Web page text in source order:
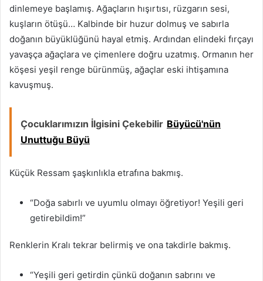
dinlemeye başlamış. Ağaçların hışırtısı, rüzgarın sesi,
kuşların ötüşü… Kalbinde bir huzur dolmuş ve sabırla
doğanın büyüklüğünü hayal etmiş. Ardından elindeki fırçayı
yavaşça ağaçlara ve çimenlere doğru uzatmış. Ormanın her
köşesi yeşil renge bürünmüş, ağaçlar eski ihtişamına
kavuşmuş.
Çocuklarımızın İlgisini Çekebilir Büyücü'nün
Unuttuğu Büyü
Küçük Ressam şaşkınlıkla etrafına bakmış.
“Doğa sabırlı ve uyumlu olmayı öğretiyor! Yeşili geri
getirebildim!”
Renklerin Kralı tekrar belirmiş ve ona takdirle bakmış.
“Yeşili geri getirdin çünkü doğanın sabrını ve